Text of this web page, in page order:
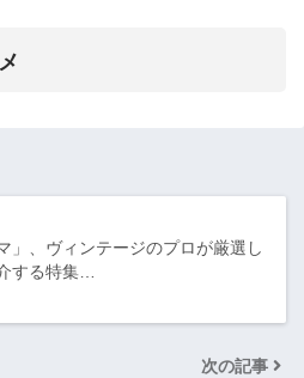
」、ヴィンテージのプロが厳選し
する特集…
次の記事